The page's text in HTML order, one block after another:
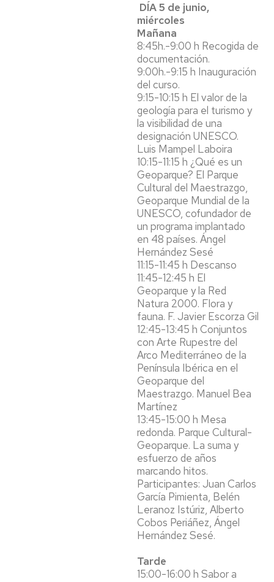
DÍA 5 de junio,
miércoles
Mañana
8:45h.-9:00 h Recogida de
documentación.
9:00h.-9:15 h Inauguración
del curso.
9:15-10:15 h El valor de la
geología para el turismo y
la visibilidad de una
designación UNESCO.
Luis Mampel Laboira
10:15-11:15 h ¿Qué es un
Geoparque? El Parque
Cultural del Maestrazgo,
Geoparque Mundial de la
UNESCO, cofundador de
un programa implantado
en 48 países. Ángel
Hernández Sesé
11:15-11:45 h Descanso
11:45-12:45 h El
Geoparque y la Red
Natura 2000. Flora y
fauna. F. Javier Escorza Gil
12:45-13:45 h Conjuntos
con Arte Rupestre del
Arco Mediterráneo de la
Península Ibérica en el
Geoparque del
Maestrazgo. Manuel Bea
Martínez
13:45-15:00 h Mesa
redonda. Parque Cultural-
Geoparque. La suma y
esfuerzo de años
marcando hitos.
Participantes: Juan Carlos
García Pimienta, Belén
Leranoz Istúriz, Alberto
Cobos Periáñez, Ángel
Hernández Sesé.
Tarde
15:00-16:00 h Sabor a